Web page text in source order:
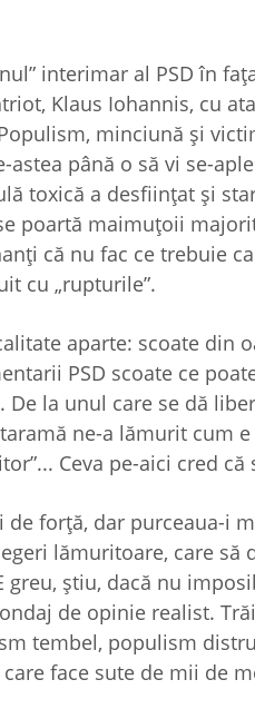
interimar al PSD în
Klaus Iohannis, cu
minciună şi
până o să vi se-
toxică a desfiinţat şi
poartă maimuţoii
că nu fac ce trebuie
cu „rupturile”.
aparte: scoate din
PSD scoate ce
De la unul care se dă
ne-a lămurit cum
Ceva pe-aici cred
forţă, dar purceaua-i
lămuritoare, care să
ştiu, dacă nu
de opinie realist.
tembel, populism
face sute de mii de